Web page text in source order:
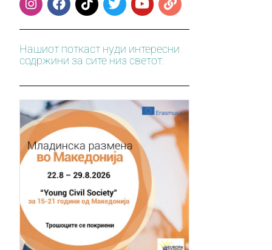
Нашиот поткаст нуди интересни
содржини за сите низ светот.